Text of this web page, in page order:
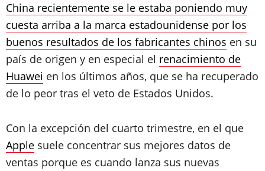
China recientemente se le estaba poniendo muy
cuesta arriba a la marca estadounidense por los
buenos resultados de los fabricantes chinos en su
país de origen y en especial el renacimiento de
Huawei en los últimos años, que se ha recuperado
de lo peor tras el veto de Estados Unidos.
Con la excepción del cuarto trimestre, en el que
Apple suele concentrar sus mejores datos de
ventas porque es cuando lanza sus nuevas